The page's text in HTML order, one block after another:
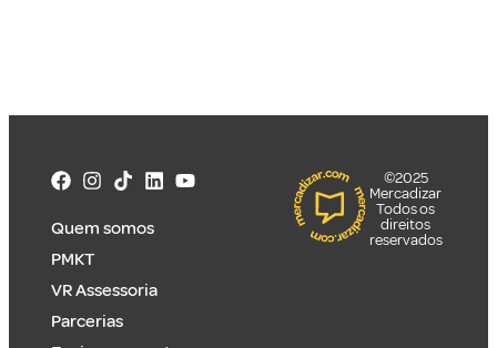
Quem somos
PMKT
VR Assessoria
Parcerias
©2025
Mercadizar
Todos os
direitos
reservados